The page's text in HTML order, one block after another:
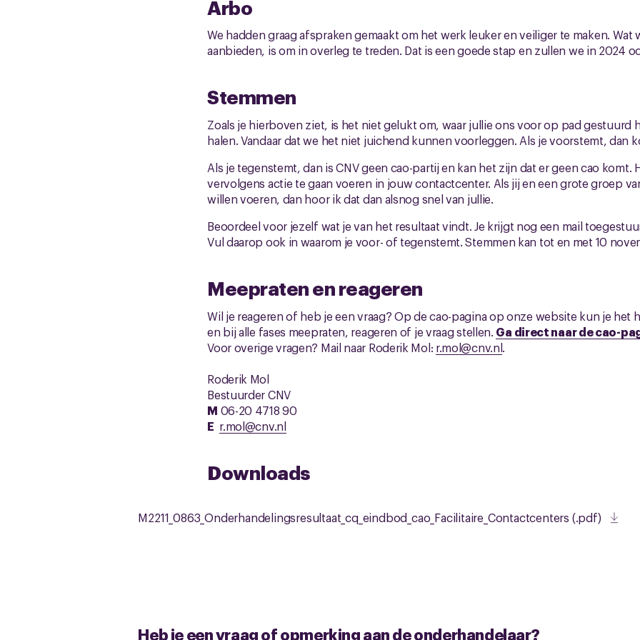
Arbo
We hadden graag afspraken gemaakt om het werk leuker en veiliger te maken. Wat
aanbieden, is om in overleg te treden. Dat is een goede stap en zullen we in 2024
Stemmen
Zoals je hierboven ziet, is het niet gelukt om, waar jullie ons voor op pad gestuurd
halen. Vandaar dat we het niet juichend kunnen voorleggen. Als je voorstemt, dan
Als je tegenstemt, dan is CNV geen cao-partij en kan het zijn dat er geen cao komt.
vervolgens actie te gaan voeren in jouw contactcenter. Als jij en een grote groep
willen voeren, dan hoor ik dat dan alsnog snel van jullie.
Beoordeel voor jezelf wat je van het resultaat vindt. Je krijgt nog een mail
Vul daarop ook in waarom je voor- of tegenstemt. Stemmen kan tot en met 10
Meepraten en reageren
Wil je reageren of heb je een vraag? Op de cao-pagina op onze website kun je het
en bij alle fases meepraten, reageren of je vraag stellen. Ga direct naar de cao-
Voor overige vragen? Mail naar Roderik Mol: r.mol@cnv.nl.
Roderik Mol
Bestuurder CNV
M 06-20 4718 90
E r.mol@cnv.nl
Downloads
M2211_0863_Onderhandelingsresultaat_cq_eindbod_cao_Facilitaire_Contactcenters (.pdf)
Heb je een vraag of opmerking aan de onderhandelaar?